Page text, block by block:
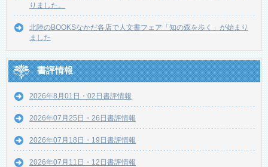
りました。
北陸のBOOKSなかだ各店で人文書フェア「知の森を歩く」が始まり
ました
書評情報
2026年8月01日・02日書評情報
2026年07月25日・26日書評情報
2026年07月18日・19日書評情報
2026年07月11日・12日書評情報